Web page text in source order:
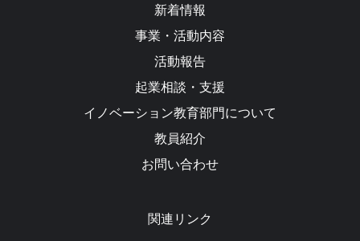
新着情報
事業・活動内容
活動報告
起業相談・支援
イノベーション教育部門について
教員紹介
お問い合わせ
関連リンク